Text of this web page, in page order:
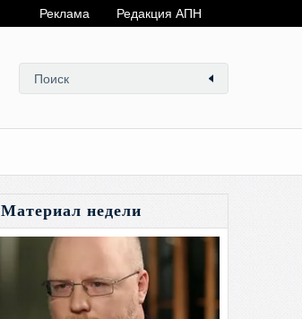
Реклама Редакция АПН
Материал недели